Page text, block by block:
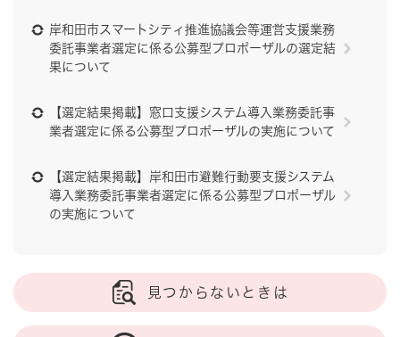
岸和田市スマートシティ推進協議会等運営支援業務
委託事業者選定に係る公募型プロポーザルの選定結
果について
【選定結果掲載】窓口支援システム導入業務委託事
業者選定に係る公募型プロポーザルの実施について
【選定結果掲載】岸和田市避難行動要支援システム
導入業務委託事業者選定に係る公募型プロポーザル
の実施について
見つからないときは